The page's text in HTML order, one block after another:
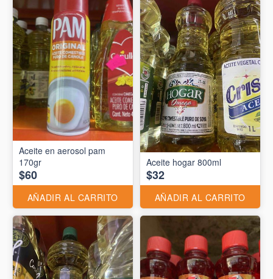
Aceite en aerosol pam
170gr
$60
AÑADIR AL CARRITO
Aceite hogar 800ml
$32
AÑADIR AL CARRITO